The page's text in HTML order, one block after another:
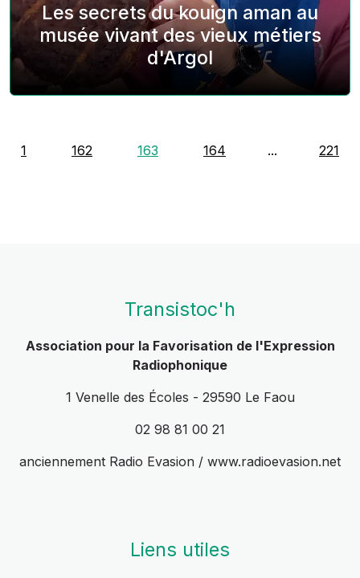
Les secrets du kouign aman au
musée vivant des vieux métiers
d'Argol
1 162 163 164 ... 221
Transistoc'h
Association pour la Favorisation de l'Expression
Radiophonique
1 Venelle des Écoles - 29590 Le Faou
02 98 81 00 21
anciennement Radio Evasion / www.radioevasion.net
Liens utiles